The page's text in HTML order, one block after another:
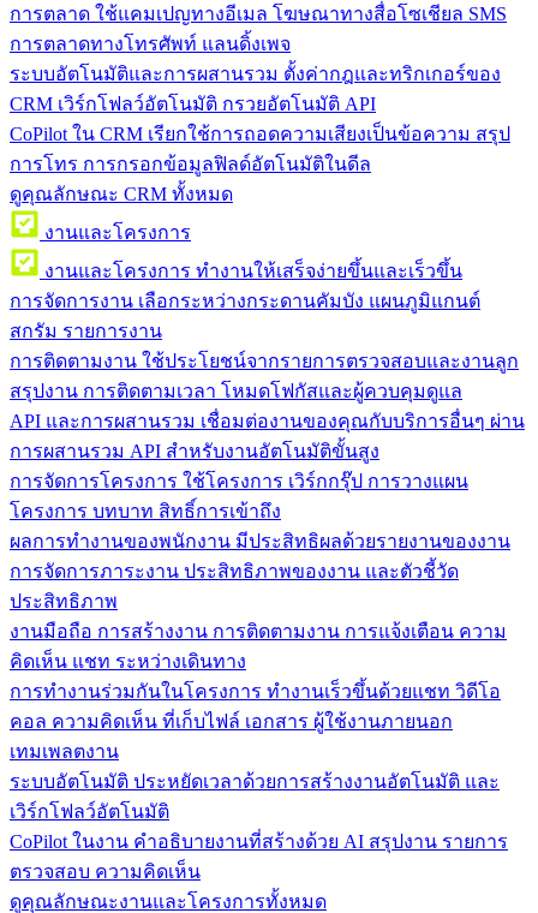
การตลาด ใช้แคมเปญทางอีเมล โฆษณาทางสื่อโซเชียล SMS
การตลาดทางโทรศัพท์ แลนดิ้งเพจ
ระบบอัตโนมัติและการผสานรวม ตั้งค่ากฎและทริกเกอร์ของ
CRM เวิร์กโฟลว์อัตโนมัติ กรวยอัตโนมัติ API
CoPilot ใน CRM เรียกใช้การถอดความเสียงเป็นข้อความ สรุป
การโทร การกรอกข้อมูลฟิลด์อัตโนมัติในดีล
ดูคุณลักษณะ CRM ทั้งหมด
งานและโครงการ
งานและโครงการ ทำงานให้เสร็จง่ายขึ้นและเร็วขึ้น
การจัดการงาน เลือกระหว่างกระดานคัมบัง แผนภูมิแกนต์
สกรัม รายการงาน
การติดตามงาน ใช้ประโยชน์จากรายการตรวจสอบและงานลูก
สรุปงาน การติดตามเวลา โหมดโฟกัสและผู้ควบคุมดูแล
API และการผสานรวม เชื่อมต่องานของคุณกับบริการอื่นๆ ผ่าน
การผสานรวม API สำหรับงานอัตโนมัติขั้นสูง
การจัดการโครงการ ใช้โครงการ เวิร์กกรุ๊ป การวางแผน
โครงการ บทบาท สิทธิ์การเข้าถึง
ผลการทำงานของพนักงาน มีประสิทธิผลด้วยรายงานของงาน
การจัดการภาระงาน ประสิทธิภาพของงาน และตัวชี้วัด
ประสิทธิภาพ
งานมือถือ การสร้างงาน การติดตามงาน การแจ้งเตือน ความ
คิดเห็น แชท ระหว่างเดินทาง
การทำงานร่วมกันในโครงการ ทํางานเร็วขึ้นด้วยแชท วิดีโอ
คอล ความคิดเห็น ที่เก็บไฟล์ เอกสาร ผู้ใช้งานภายนอก
เทมเพลตงาน
ระบบอัตโนมัติ ประหยัดเวลาด้วยการสร้างงานอัตโนมัติ และ
เวิร์กโฟลว์อัตโนมัติ
CoPilot ในงาน คำอธิบายงานที่สร้างด้วย AI สรุปงาน รายการ
ตรวจสอบ ความคิดเห็น
ดูคุณลักษณะงานและโครงการทั้งหมด